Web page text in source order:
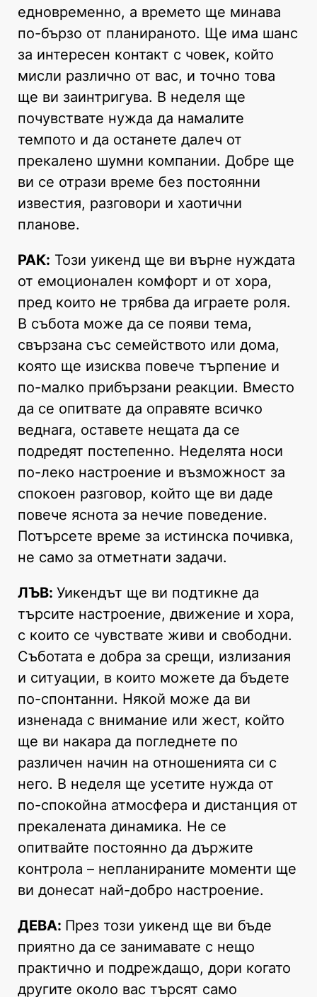
едновременно, а времето ще минава
по-бързо от планираното. Ще има шанс
за интересен контакт с човек, който
мисли различно от вас, и точно това
ще ви заинтригува. В неделя ще
почувствате нужда да намалите
темпото и да останете далеч от
прекалено шумни компании. Добре ще
ви се отрази време без постоянни
известия, разговори и хаотични
планове.
РАК: Този уикенд ще ви върне нуждата
от емоционален комфорт и от хора,
пред които не трябва да играете роля.
В събота може да се появи тема,
свързана със семейството или дома,
която ще изисква повече търпение и
по-малко прибързани реакции. Вместо
да се опитвате да оправяте всичко
веднага, оставете нещата да се
подредят постепенно. Неделята носи
по-леко настроение и възможност за
спокоен разговор, който ще ви даде
повече яснота за нечие поведение.
Потърсете време за истинска почивка,
не само за отметнати задачи.
ЛЪВ: Уикендът ще ви подтикне да
търсите настроение, движение и хора,
с които се чувствате живи и свободни.
Съботата е добра за срещи, излизания
и ситуации, в които можете да бъдете
по-спонтанни. Някой може да ви
изненада с внимание или жест, който
ще ви накара да погледнете по
различен начин на отношенията си с
него. В неделя ще усетите нужда от
по-спокойна атмосфера и дистанция от
прекалената динамика. Не се
опитвайте постоянно да държите
контрола – непланираните моменти ще
ви донесат най-добро настроение.
ДЕВА: През този уикенд ще ви бъде
приятно да се занимавате с нещо
практично и подреждащо, дори когато
другите около вас търсят само